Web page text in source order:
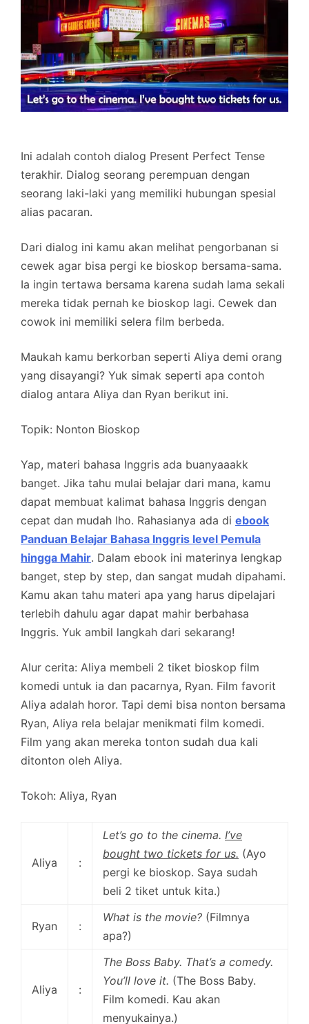
Ini adalah contoh dialog Present Perfect Tense
terakhir. Dialog seorang perempuan dengan
seorang laki-laki yang memiliki hubungan spesial
alias pacaran.
Dari dialog ini kamu akan melihat pengorbanan si
cewek agar bisa pergi ke bioskop bersama-sama.
Ia ingin tertawa bersama karena sudah lama sekali
mereka tidak pernah ke bioskop lagi. Cewek dan
cowok ini memiliki selera film berbeda.
Maukah kamu berkorban seperti Aliya demi orang
yang disayangi? Yuk simak seperti apa contoh
dialog antara Aliya dan Ryan berikut ini.
Topik: Nonton Bioskop
Yap, materi bahasa Inggris ada buanyaaakk
banget. Jika tahu mulai belajar dari mana, kamu
dapat membuat kalimat bahasa Inggris dengan
cepat dan mudah lho. Rahasianya ada di ebook
Panduan Belajar Bahasa Inggris level Pemula
hingga Mahir. Dalam ebook ini materinya lengkap
banget, step by step, dan sangat mudah dipahami.
Kamu akan tahu materi apa yang harus dipelajari
terlebih dahulu agar dapat mahir berbahasa
Inggris. Yuk ambil langkah dari sekarang!
Alur cerita: Aliya membeli 2 tiket bioskop film
komedi untuk ia dan pacarnya, Ryan. Film favorit
Aliya adalah horor. Tapi demi bisa nonton bersama
Ryan, Aliya rela belajar menikmati film komedi.
Film yang akan mereka tonton sudah dua kali
ditonton oleh Aliya.
Tokoh: Aliya, Ryan
Aliya :
Let’s go to the cinema. I’ve
bought two tickets for us. (Ayo
pergi ke bioskop. Saya sudah
beli 2 tiket untuk kita.)
Ryan :
What is the movie? (Filmnya
apa?)
Aliya :
The Boss Baby. That’s a comedy.
You’ll love it. (The Boss Baby.
Film komedi. Kau akan
menyukainya.)